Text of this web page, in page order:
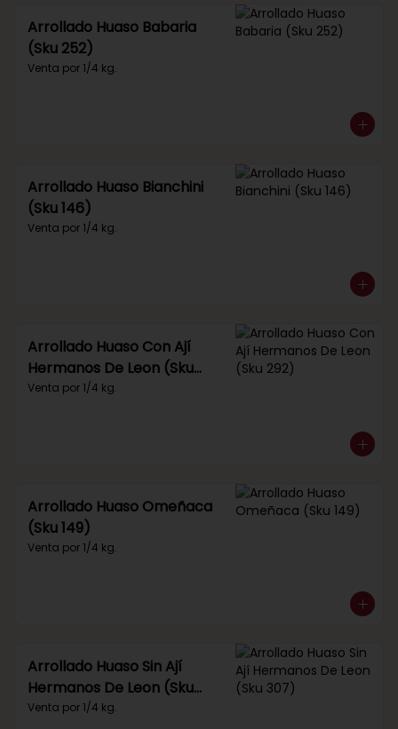
Arrollado Huaso Babaria
(Sku 252)
Venta por 1/4 kg.
Arrollado Huaso Bianchini
(Sku 146)
Venta por 1/4 kg.
Arrollado Huaso Con Ají
Hermanos De Leon (Sku
292)
Venta por 1/4 kg.
Arrollado Huaso Omeñaca
(Sku 149)
Venta por 1/4 kg.
Arrollado Huaso Sin Ají
Hermanos De Leon (Sku
307)
Venta por 1/4 kg.